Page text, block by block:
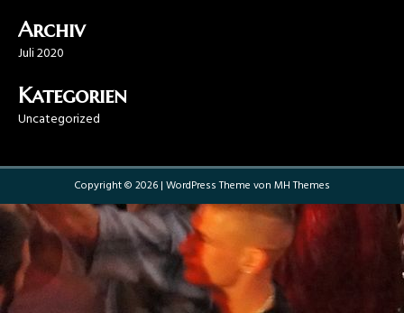
Archiv
Juli 2020
Kategorien
Uncategorized
Copyright © 2026 | WordPress Theme von MH Themes